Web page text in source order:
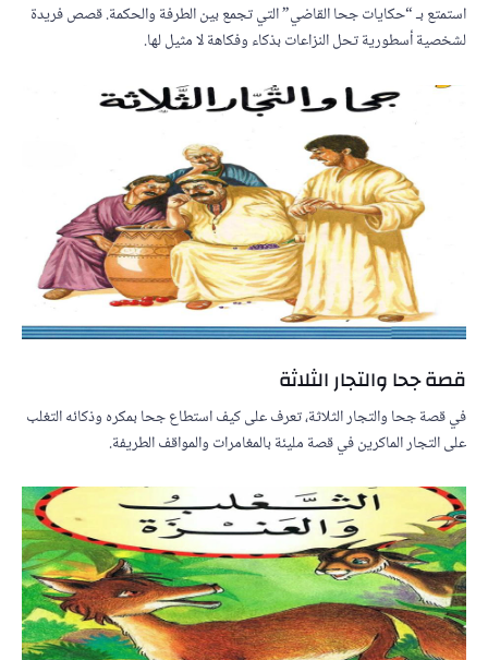
استمتع بـ “حكايات جحا القاضي” التي تجمع بين الطرفة والحكمة. قصص فريدة
لشخصية أسطورية تحل النزاعات بذكاء وفكاهة لا مثيل لها.
قصة جحا والتجار الثلاثة
في قصة جحا والتجار الثلاثة، تعرف على كيف استطاع جحا بمكره وذكائه التغلب
على التجار الماكرين في قصة مليئة بالمغامرات والمواقف الطريفة.